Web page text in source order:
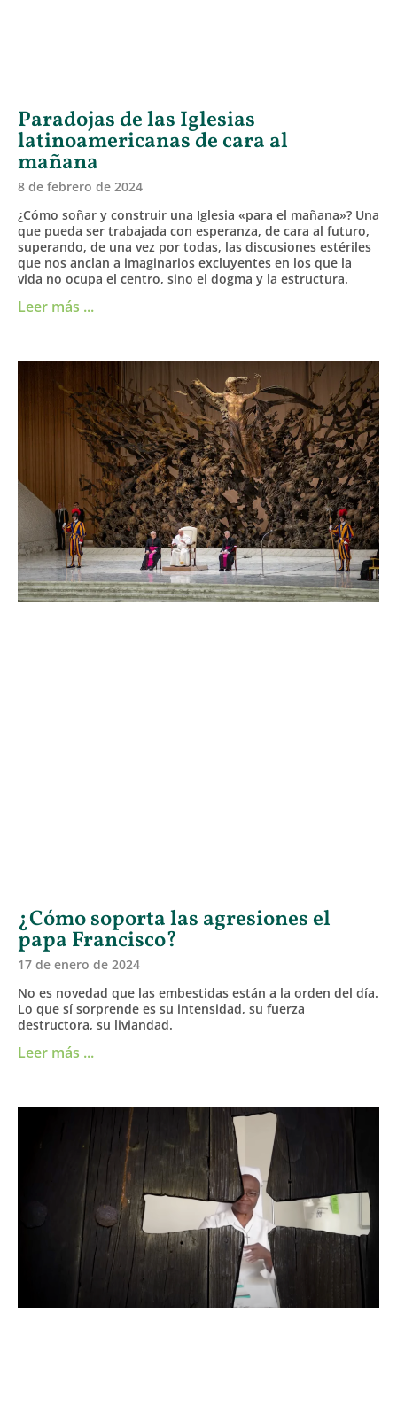
Paradojas de las Iglesias
latinoamericanas de cara al
mañana
8 de febrero de 2024
¿Cómo soñar y construir una Iglesia «para el mañana»? Una
que pueda ser trabajada con esperanza, de cara al futuro,
superando, de una vez por todas, las discusiones estériles
que nos anclan a imaginarios excluyentes en los que la
vida no ocupa el centro, sino el dogma y la estructura.
Leer más ...
¿Cómo soporta las agresiones el
papa Francisco?
17 de enero de 2024
No es novedad que las embestidas están a la orden del día.
Lo que sí sorprende es su intensidad, su fuerza
destructora, su liviandad.
Leer más ...